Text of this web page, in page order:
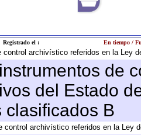
Registrado el : En tiempo /
control archivístico referidos en la Ley
de
del Estado
clasificados B
control archivístico referidos en la Ley